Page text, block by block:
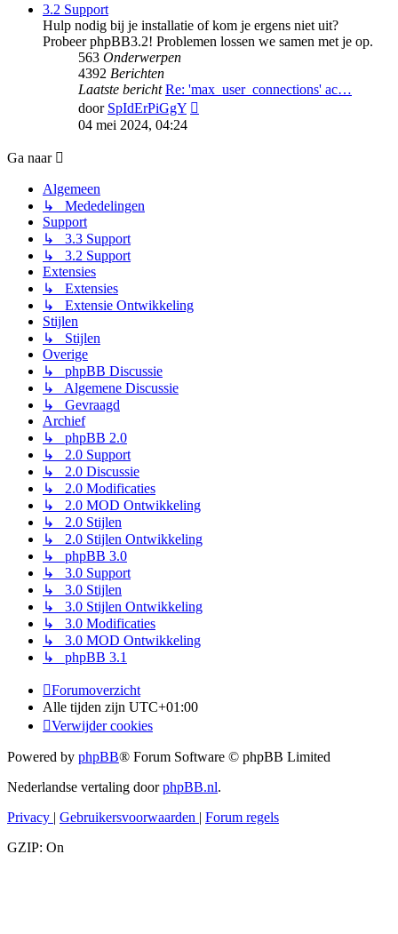
3.2 Support
Hulp nodig bij je installatie of kom je ergens niet uit?
Probeer phpBB3.2! Problemen lossen we samen met je op.
563 Onderwerpen
4392 Berichten
Laatste bericht Re: 'max_user_connections' ac…
door SpIdErPiGgY
04 mei 2024, 04:24
Ga naar
Algemeen
↳ Mededelingen
Support
↳ 3.3 Support
↳ 3.2 Support
Extensies
↳ Extensies
↳ Extensie Ontwikkeling
Stijlen
↳ Stijlen
Overige
↳ phpBB Discussie
↳ Algemene Discussie
↳ Gevraagd
Archief
↳ phpBB 2.0
↳ 2.0 Support
↳ 2.0 Discussie
↳ 2.0 Modificaties
↳ 2.0 MOD Ontwikkeling
↳ 2.0 Stijlen
↳ 2.0 Stijlen Ontwikkeling
↳ phpBB 3.0
↳ 3.0 Support
↳ 3.0 Stijlen
↳ 3.0 Stijlen Ontwikkeling
↳ 3.0 Modificaties
↳ 3.0 MOD Ontwikkeling
↳ phpBB 3.1
Forumoverzicht
Alle tijden zijn UTC+01:00
Verwijder cookies
Powered by phpBB® Forum Software © phpBB Limited
Nederlandse vertaling doorphpBB.nl.
Privacy | Gebruikersvoorwaarden | Forum regels
GZIP: On